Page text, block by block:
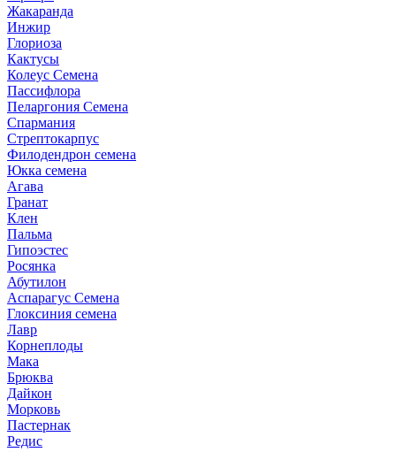
Жакаранда
Инжир
Глориоза
Кактусы
Колеус Семена
Пассифлора
Пеларгония Семена
Спармания
Стрептокарпус
Филодендрон семена
Юкка семена
Агава
Гранат
Клен
Пальма
Гипоэстес
Росянка
Абутилон
Аспарагус Семена
Глоксиния семена
Лавр
Корнеплоды
Мака
Брюква
Дайкон
Морковь
Пастернак
Редис